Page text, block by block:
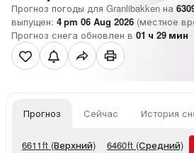
Прогноз погоды для Granlibakken на
выпущен: 4 pm 06 Aug 2026 (местное
Прогноз снега обновлен в 01 ч 29 мин
Прогноз Сейчас История
6611ft (Верхний) 6460ft (Средний)